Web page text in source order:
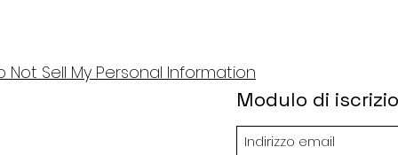
Modulo di
Not Sell My Personal Information